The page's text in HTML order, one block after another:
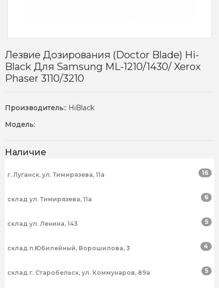
Лезвие Дозирования (Doctor Blade) Hi-
Black Для Samsung ML-1210/1430/ Xerox
Phaser 3110/3210
Производитель:: HiBlack
Модель:
Наличие
г. Луганск, ул. Тимирязева, 11а 16
склад ул. Тимирязева, 11а 6
склад ул. Ленина, 143 5
склад п.Юбилейный, Ворошилова, 3 4
склад г. Старобельск, ул. Коммунаров, 89а 5